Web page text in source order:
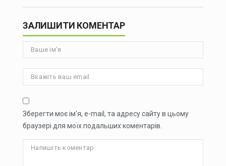
ЗАЛИШИТИ КОМЕНТАР
Зберегти моє ім'я, e-mail, та адресу сайту в цьому
браузері для моїх подальших коментарів.